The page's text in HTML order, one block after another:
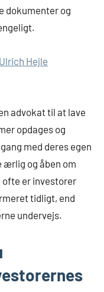
dokumenter og
Ulrich Hejle
advokat til at lave
opdages og
med deres egen
ærlig og åben om
ofte er investorer
tidligt, end
undervejs.